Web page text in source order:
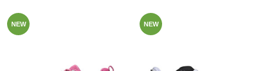
NEW NEW